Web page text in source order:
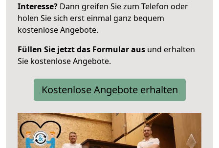
Interesse? Dann greifen Sie zum Telefon oder
holen Sie sich erst einmal ganz bequem
kostenlose Angebote.
Füllen Sie jetzt das Formular aus und erhalten
Sie kostenlose Angebote.
Kostenlose Angebote erhalten